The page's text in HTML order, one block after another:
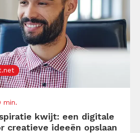
min.
kwijt: een digitale
creatieve ideeën opslaan